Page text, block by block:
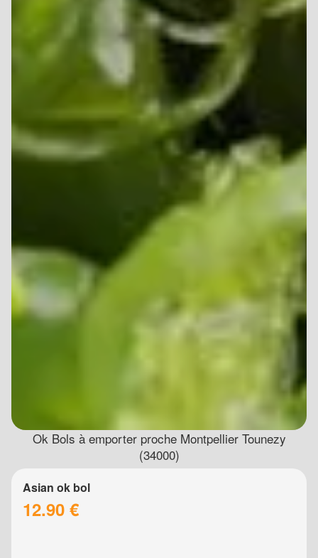
Ok Bols à emporter proche Montpellier Tounezy
(34000)
Asian ok bol
12.90 €